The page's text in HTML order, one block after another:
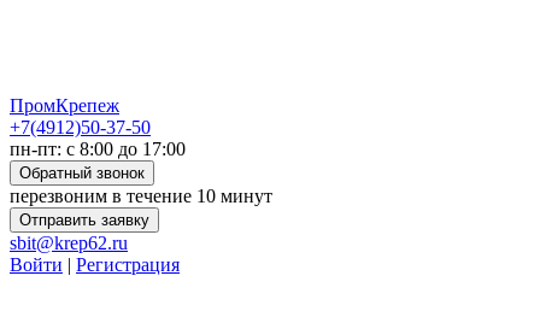
ПромКрепеж
+7(4912)50-37-50
пн-пт: с 8:00 до 17:00
Обратный звонок
перезвоним в течение 10 минут
Отправить заявку
sbit@krep62.ru
Войти | Регистрация